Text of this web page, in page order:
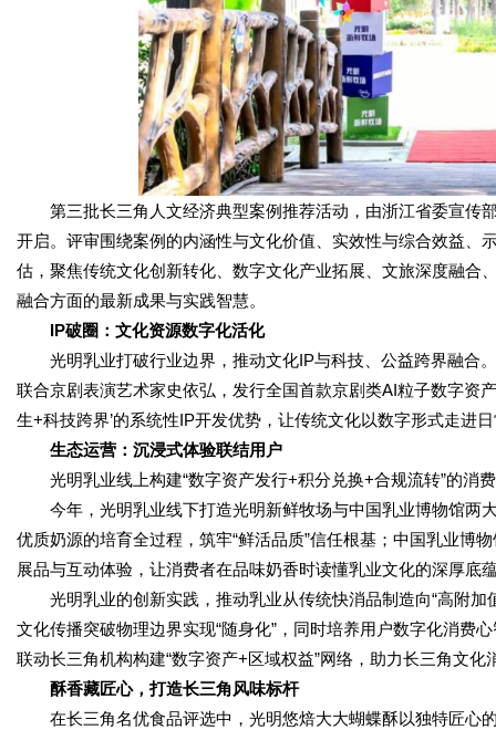
第三批长三角人文经济典型案例推荐活动，由浙江省委宣传
开启。评审围绕案例的内涵性与文化价值、实效性与综合效益、
估，聚焦传统文化创新转化、数字文化产业拓展、文旅深度融合
融合方面的最新成果与实践智慧。
IP破圈：文化资源数字化活化
光明乳业打破行业边界，推动文化IP与科技、公益跨界融合
联合京剧表演艺术家史依弘，发行全国首款京剧类AI粒子数字资
生+科技跨界’的系统性IP开发优势，让传统文化以数字形式走进
生态运营：沉浸式体验联结用户
光明乳业线上构建“数字资产发行+积分兑换+合规流转”的消
今年，光明乳业线下打造光明新鲜牧场与中国乳业博物馆两
优质奶源的培育全过程，筑牢“鲜活品质”信任根基；中国乳业博
展品与互动体验，让消费者在品味奶香时读懂乳业文化的深厚底
光明乳业的创新实践，推动乳业从传统快消品制造向“高附
文化传播突破物理边界实现“随身化”，同时培养用户数字化消费
联动长三角机构构建“数字资产+区域权益”网络，助力长三角文化
酥香藏匠心，打造长三角风味标杆
在长三角名优食品评选中，光明悠焙大大蝴蝶酥以独特匠心